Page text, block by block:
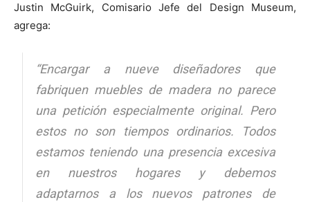
Justin McGuirk, Comisario Jefe del Design Museum,
agrega:
“Encargar a nueve diseñadores que
fabriquen muebles de madera no parece
una petición especialmente original. Pero
estos no son tiempos ordinarios. Todos
estamos teniendo una presencia excesiva
en nuestros hogares y debemos
adaptarnos a los nuevos patrones de